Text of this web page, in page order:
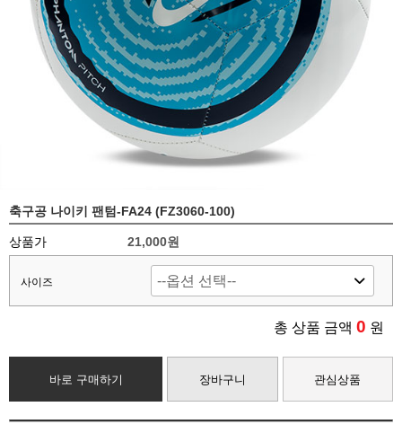
축구공 나이키 팬텀-FA24 (FZ3060-100)
상품가 21,000원
사이즈
총 상품 금액 0 원
바로 구매하기 장바구니 관심상품